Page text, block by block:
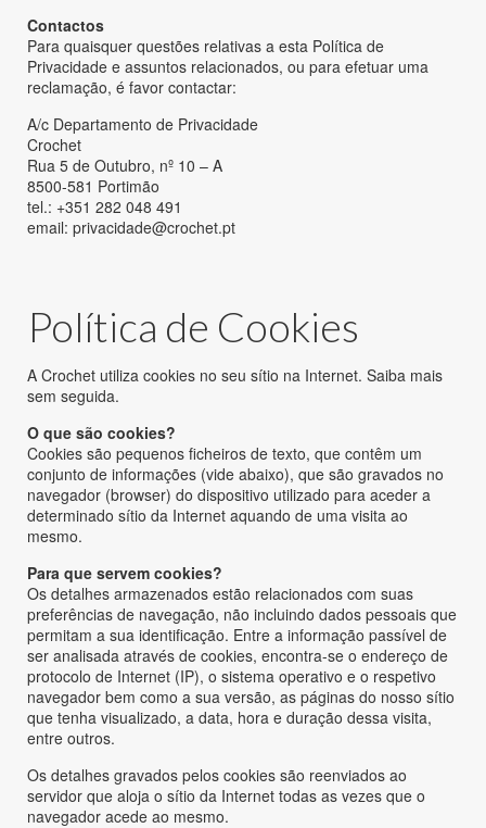
Contactos
Para quaisquer questões relativas a esta Política de
Privacidade e assuntos relacionados, ou para efetuar uma
reclamação, é favor contactar:
A/c Departamento de Privacidade
Crochet
Rua 5 de Outubro, nº 10 – A
8500-581 Portimão
tel.: +351 282 048 491
email: privacidade@crochet.pt
Política de Cookies
A Crochet utiliza cookies no seu sítio na Internet. Saiba mais
sem seguida.
O que são cookies?
Cookies são pequenos ficheiros de texto, que contêm um
conjunto de informações (vide abaixo), que são gravados no
navegador (browser) do dispositivo utilizado para aceder a
determinado sítio da Internet aquando de uma visita ao
mesmo.
Para que servem cookies?
Os detalhes armazenados estão relacionados com suas
preferências de navegação, não incluindo dados pessoais que
permitam a sua identificação. Entre a informação passível de
ser analisada através de cookies, encontra-se o endereço de
protocolo de Internet (IP), o sistema operativo e o respetivo
navegador bem como a sua versão, as páginas do nosso sítio
que tenha visualizado, a data, hora e duração dessa visita,
entre outros.
Os detalhes gravados pelos cookies são reenviados ao
servidor que aloja o sítio da Internet todas as vezes que o
navegador acede ao mesmo.